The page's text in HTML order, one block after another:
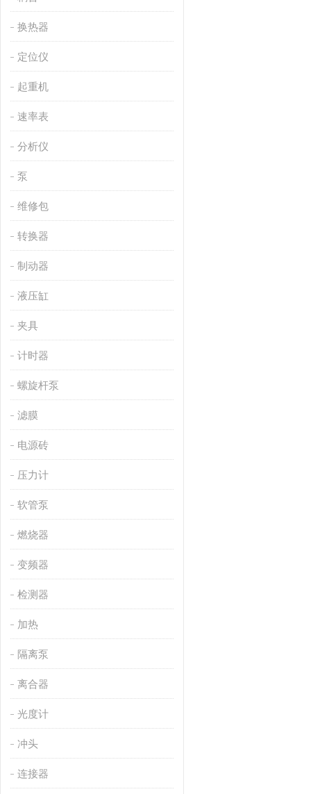
换热器
定位仪
起重机
速率表
分析仪
泵
维修包
转换器
制动器
液压缸
夹具
计时器
螺旋杆泵
滤膜
电源砖
压力计
软管泵
燃烧器
变频器
检测器
加热
隔离泵
离合器
光度计
冲头
连接器